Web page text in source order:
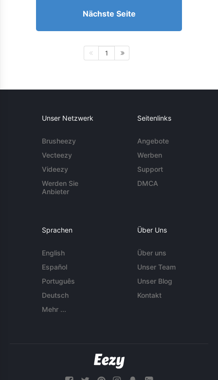
Nächste Seite
1
Unser Netzwerk
Brusheezy
Vecteezy
Videezy
Werden Sie
Anbieter
Seitenlinks
Angebote
Werben
Support
DMCA
Sprachen
English
Español
Português
Deutsch
Mehr ...
Über Uns
Über uns
Unser Team
Unser Blog
Kontakt